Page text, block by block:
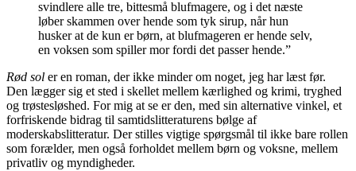
svindlere alle tre, bittesmå blufmagere, og i det næste
løber skammen over hende som tyk sirup, når hun
husker at de kun er børn, at blufmageren er hende selv,
en voksen som spiller mor fordi det passer hende.”
Rød sol er en roman, der ikke minder om noget, jeg har læst før.
Den lægger sig et sted i skellet mellem kærlighed og krimi, tryghed
og trøstesløshed. For mig at se er den, med sin alternative vinkel, et
forfriskende bidrag til samtidslitteraturens bølge af
moderskabslitteratur. Der stilles vigtige spørgsmål til ikke bare rollen
som forælder, men også forholdet mellem børn og voksne, mellem
privatliv og myndigheder.